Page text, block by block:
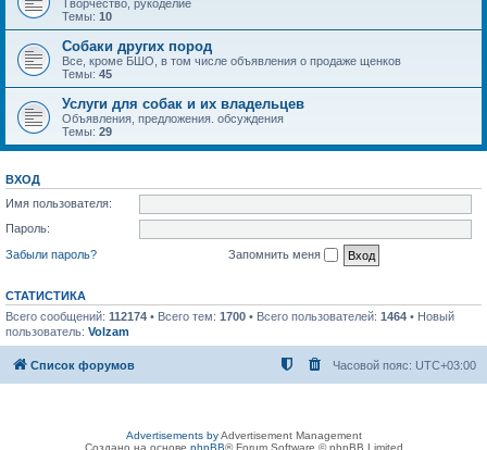
Творчество, рукоделие
Темы: 10
Собаки других пород
Все, кроме БШО, в том числе объявления о продаже щенков
Темы: 45
Услуги для собак и их владельцев
Объявления, предложения. обсуждения
Темы: 29
ВХОД
Имя пользователя:
Пароль:
Забыли пароль?
Запомнить меня
СТАТИСТИКА
Всего сообщений: 112174 • Всего тем: 1700 • Всего пользователей: 1464 • Новый
пользователь: Volzam
Список форумов Часовой пояс: UTC+03:00
Advertisements byAdvertisement Management
Создано на основе phpBB® Forum Software © phpBB Limited